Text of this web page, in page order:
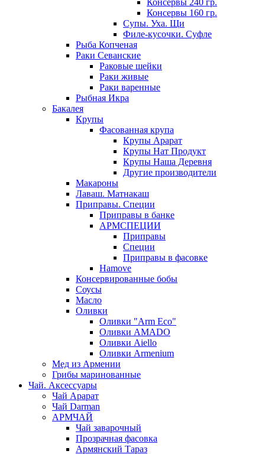
Консервы 240 гр.
Консервы 160 гр.
Супы. Уха. Щи
Филе-кусочки. Суфле
Рыба Копченая
Раки Севанские
Раковые шейки
Раки живые
Раки варенные
Рыбная Икра
Бакалея
Крупы
Фасованная крупа
Крупы Арарат
Крупы Нат Продукт
Крупы Наша Деревня
Другие производители
Макароны
Лаваш. Матнакаш
Приправы. Специи
Приправы в банке
АРМСПЕЦИИ
Приправы
Специи
Приправы в фасовке
Hamove
Консервированные бобы
Соусы
Масло
Оливки
Оливки "Arm Eco"
Оливки AMADO
Оливки Aiello
Оливки Armenium
Мед из Армении
Грибы маринованные
Чай. Аксессуары
Чай Арарат
Чай Darman
АРМЧАЙ
Чай заварочный
Прозрачная фасовка
Армянский Тараз